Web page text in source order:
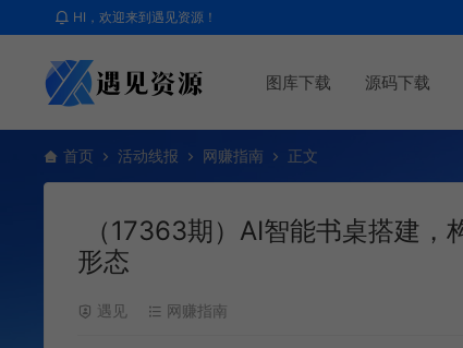
HI，欢迎来到遇见资源！
图库下载 源码下载
首页 活动线报 网赚指南 正文
（17363期）AI智能书桌搭建，
形态
遇见 网赚指南